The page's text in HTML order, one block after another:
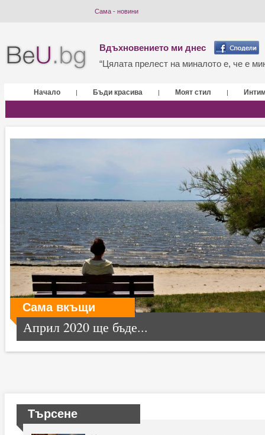
Сама - новини
Вдъхновението ми днес
“Цялата прелест на миналото е, че е
Начало | Бъди красива | Моят стил |
Сама вкъщи
Април 2020 ще бъде...
Търсене